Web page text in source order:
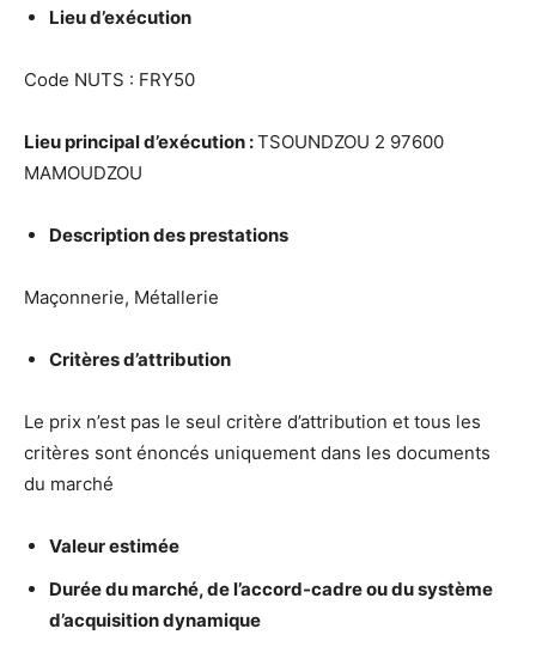
Lieu d’exécution
Code NUTS : FRY50
Lieu principal d’exécution :TSOUNDZOU 2 97600
MAMOUDZOU
Description des prestations
Maçonnerie, Métallerie
Critères d’attribution
Le prix n’est pas le seul critère d’attribution et tous les
critères sont énoncés uniquement dans les documents
du marché
Valeur estimée
Durée du marché, de l’accord-cadre ou du système
d’acquisition dynamique